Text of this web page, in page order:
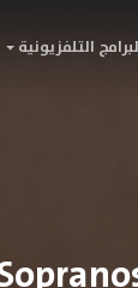
التلفزيونية